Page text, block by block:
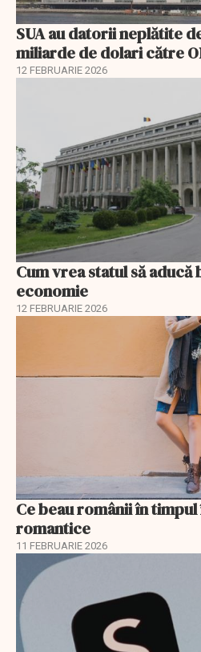
SUA au datorii neplătite
miliarde de dolari către
12 FEBRUARIE 2026
Cum vrea statul să
economie
12 FEBRUARIE 2026
Ce beau românii în
romantice
11 FEBRUARIE 2026